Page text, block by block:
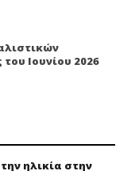
Ιουνίου 2026
ηλικία στην